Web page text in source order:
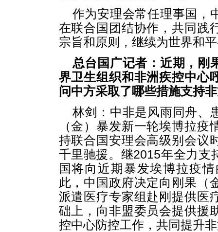
作为安理会常任理事国，
在联合国团结协作，共同践
宗旨和原则，继续为世界和
总台国广记者：近期，刚
界卫生组织和非洲疾控中心
问中方采取了哪些措施支持
林剑：中非是风雨同舟、
（金）暴发新一轮埃博拉
持联合国安理会高级别会议
千里驰援。继2015年全力支
国将向近期暴发埃博拉疫
此，中国政府决定向刚果（
派遣医疗专家组赴刚提供医
础上，向非盟委员会提供援
控中心防控工作，共同提升